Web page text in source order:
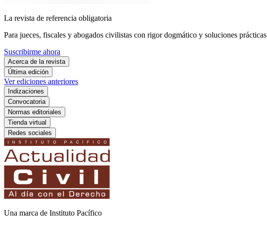
La revista de referencia obligatoria
Para jueces, fiscales y abogados civilistas con rigor dogmático y soluciones prácticas
Suscribirme ahora
Acerca de la revista
Última edición
Ver ediciones anteriores
Indizaciones
Convocatoria
Normas editoriales
Tienda virtual
Redes sociales
Una marca de Instituto Pacífico